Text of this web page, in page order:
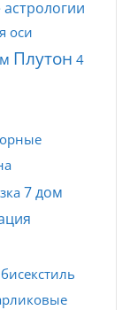
оси
Плутон 4
7 дом
бисекстиль